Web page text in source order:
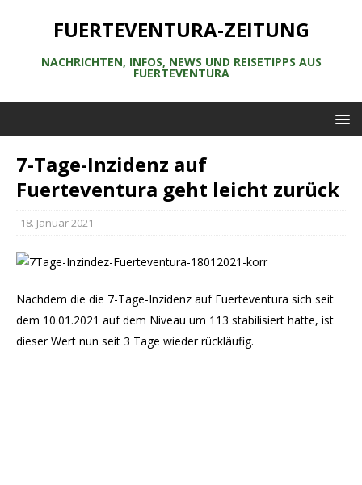
FUERTEVENTURA-ZEITUNG
NACHRICHTEN, INFOS, NEWS UND REISETIPPS AUS
FUERTEVENTURA
7-Tage-Inzidenz auf
Fuerteventura geht leicht zurück
18. Januar 2021
Nachdem die die 7-Tage-Inzidenz auf Fuerteventura sich seit
dem 10.01.2021 auf dem Niveau um 113 stabilisiert hatte, ist
dieser Wert nun seit 3 Tage wieder rückläufig.